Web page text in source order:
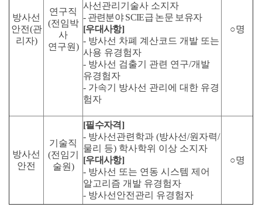
방사선
안전(관
리자)
연구직
(전임박
사
연구원)
사선관리기술사 소지자
- 관련분야 SCIE급 논문 보유자
[우대사항]
- 방사선 차폐 계산코드 개발 또는
사용 유경험자
- 방사선 검출기 관련 연구/개발
유경험자
- 가속기 방사선 관리에 대한 유경
험자
○명
방사선
안전
기술직
(전임기
술원)
[필수자격]
- 방사선관련학과 (방사선/원자력/
물리 등) 학사학위 이상 소지자
[우대사항]
- 방사선 또는 연동 시스템 제어
알고리즘 개발 유경험자
- 방사선안전관리 유경험자
○명